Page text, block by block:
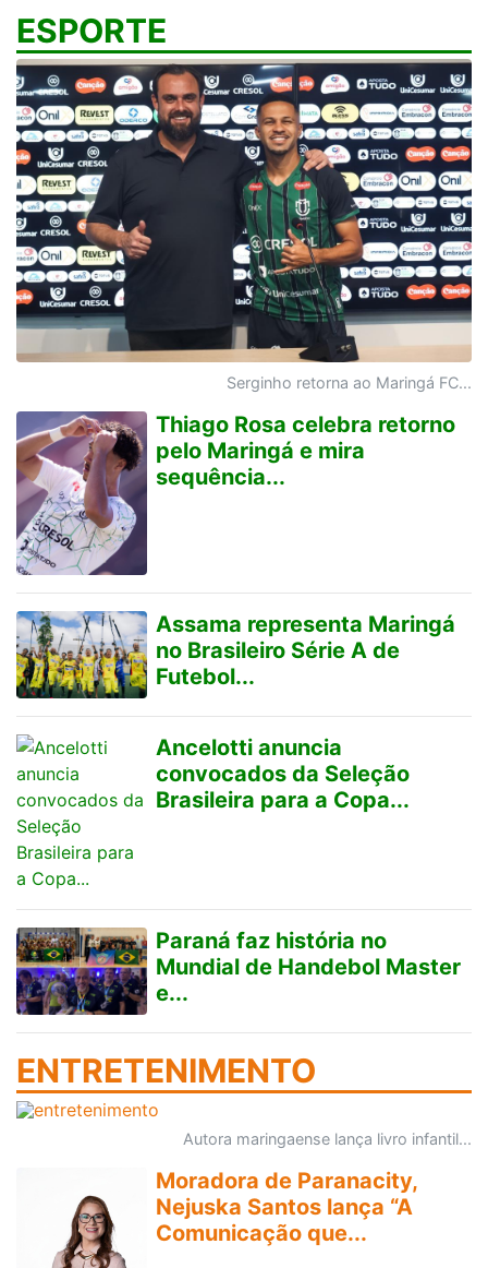
ESPORTE
Serginho retorna ao Maringá FC...
Thiago Rosa celebra retorno
pelo Maringá e mira
sequência...
Assama representa Maringá
no Brasileiro Série A de
Futebol...
Ancelotti anuncia
convocados da Seleção
Brasileira para a Copa...
Paraná faz história no
Mundial de Handebol Master
e...
ENTRETENIMENTO
Autora maringaense lança livro infantil...
Moradora de Paranacity,
Nejuska Santos lança “A
Comunicação que...